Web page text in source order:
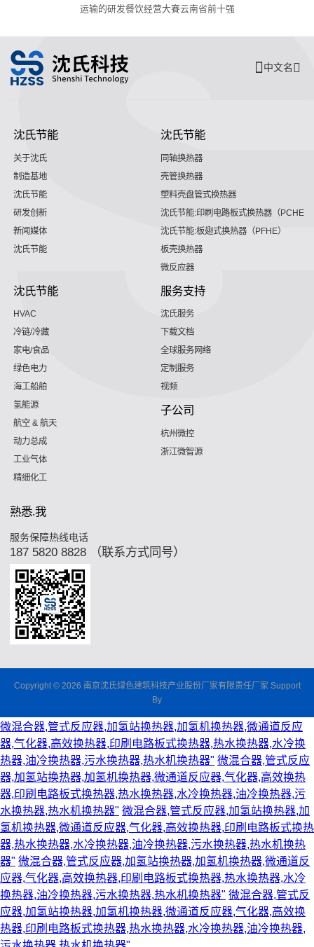
运输的研发餐饮经营大賽云南省前十强
中文名
沈氏节能
关于沈氏
制造基地
沈氏节能
研发创新
新闻媒体
沈氏节能
沈氏节能
同轴换热器
壳管换热器
塑料壳盘管式换热器
沈氏节能:印刷电路板式换热器（PCHE）
沈氏节能:板翅式换热器（PFHE）
板壳换热器
微反应器
沈氏节能
HVAC
冷链/冷藏
家电/食品
绿色电力
海工船舶
氢能源
航空 & 航天
动力总成
工业气体
精细化工
服务支持
沈氏服务
下载文档
全球服务网络
定制服务
视频
子公司
杭州微控
浙江微智源
熟悉.我
服务保障热线电话
187 5820 8828 （联系方式同号）
Copyright © 2026 南京沈氏绿色建筑科技产业股份厂家有限责任厂家 Support
By
微混合器,管式反应器,加氢站换热器,加氢机换热器,微通道反应
器,气化器,高效换热器,印刷电路板式换热器,热水换热器,水冷换
热器,油冷换热器,污水换热器,热水机换热器" 微混合器,管式反应
器,加氢站换热器,加氢机换热器,微通道反应器,气化器,高效换热
器,印刷电路板式换热器,热水换热器,水冷换热器,油冷换热器,污
水换热器,热水机换热器" 微混合器,管式反应器,加氢站换热器,加
氢机换热器,微通道反应器,气化器,高效换热器,印刷电路板式换热
器,热水换热器,水冷换热器,油冷换热器,污水换热器,热水机换热
器" 微混合器,管式反应器,加氢站换热器,加氢机换热器,微通道反
应器,气化器,高效换热器,印刷电路板式换热器,热水换热器,水冷
换热器,油冷换热器,污水换热器,热水机换热器" 微混合器,管式反
应器,加氢站换热器,加氢机换热器,微通道反应器,气化器,高效换
热器,印刷电路板式换热器,热水换热器,水冷换热器,油冷换热器,